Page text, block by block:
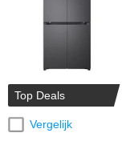
Top Deals
Vergelijk